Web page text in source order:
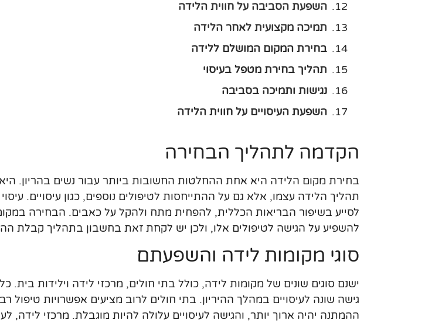
השפעת הסביבה על חווית הלידה
תמיכה מקצועית לאחר הלידה
בחירת המקום המושלם ללידה
תהליך בחירת מטפל בעיסוי
נגישות ותמיכה בסביבה
השפעת העיסויים על חווית הלידה
הקדמה לתהליך הבחירה
בחירת מקום הלידה היא אחת ההחלטות החשובות ביותר עבור נשים בהריון.
תהליך הלידה עצמו, אלא גם על ההתייחסות לטיפולים נוספים, כגון עיסויים.
לסייע בשיפור הבריאות הכללית, להפחית מתח ולהקל על כאבים. הבחירה
להשפיע על הגישה לטיפולים אלו, ולכן יש לקחת זאת בחשבון בתהליך קבלת
סוגי מקומות לידה והשפעתם
ישנם סוגים שונים של מקומות לידה, כולל בתי חולים, מרכזי לידה וילידות
גישה שונה לעיסויים במהלך ההיריון. בתי חולים לרוב מציעים אפשרויות טיפול
ההמתנה יהיה ארוך יותר, והגישה לעיסויים עלולה להיות מוגבלת. מרכזי לידה,